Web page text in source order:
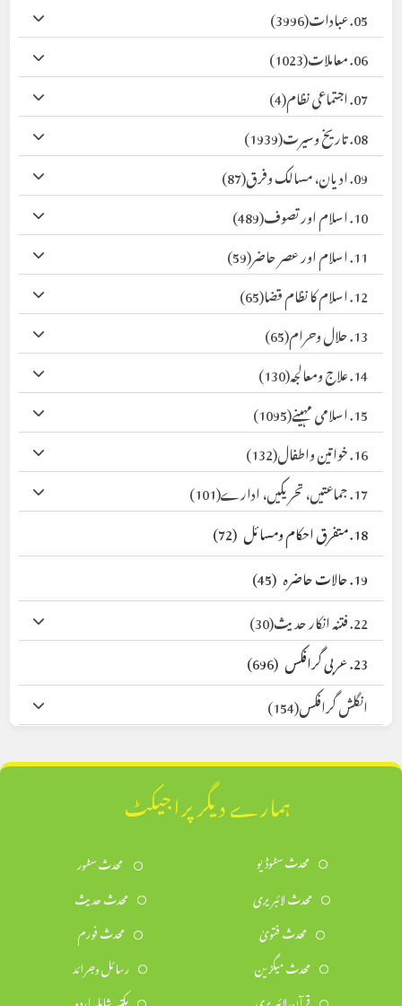
05. عبادات
(3996)
06. معاملات
(1023)
07. اجتماعی نظام
(4)
08. تاریخ وسیرت
(1939)
09. ادیان، مسالک وفرق
(87)
10. اسلام اور تصوف
(489)
11. اسلام اور عصر حاضر
(59)
12. اسلام کا نظام قضا
(65)
13. حلال وحرام
(65)
14. علاج ومعالجہ
(130)
15. اسلامی مہینے
(1095)
16. خواتین واطفال
(132)
17. جماعتیں، تحریکیں، ادارے
(101)
18. متفرق احکام ومسائل
(72)
19. حالات حاضرہ
(45)
22. فتنہ انکار حدیث
(30)
23. عربی گرافکس
(696)
انگلش گرافکس(154)
ہمارے دیگر پراجیکٹ
محدث سٹوڈیو
محدث سٹور
محدث لائبریری
محدث حدیث
محدث فتویٰ
محدث فورم
محدث میگزین
رسائل وجرائد